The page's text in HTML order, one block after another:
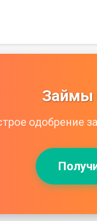
Займы
одобрение